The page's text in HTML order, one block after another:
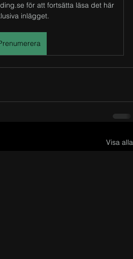
för att fortsätta läsa det här
inlägget.
Visa alla